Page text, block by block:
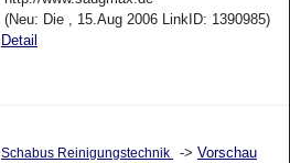
(Neu: Die , 15.Aug 2006 LinkID: 1390985)
Detail
Schabus Reinigungstechnik -> Vorschau